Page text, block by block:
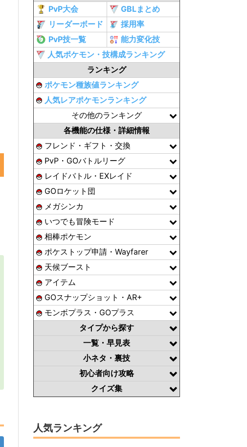
PvP大会
GBLまとめ
リーダーボード
採用率
PvP技一覧
能力変化技
人気ポケモン・技構成ランキング
ランキング
ポケモン種族値ランキング
人気レアポケモンランキング
その他のランキング
各機能の仕様・詳細情報
フレンド・ギフト・交換
PvP・GOバトルリーグ
レイドバトル・EXレイド
GOロケット団
メガシンカ
いつでも冒険モード
相棒ポケモン
ポケストップ申請・Wayfarer
天候ブースト
アイテム
GOスナップショット・AR+
モンボプラス・GOプラス
タイプから探す
一覧・早見表
小ネタ・裏技
初心者向け攻略
クイズ集
人気ランキング